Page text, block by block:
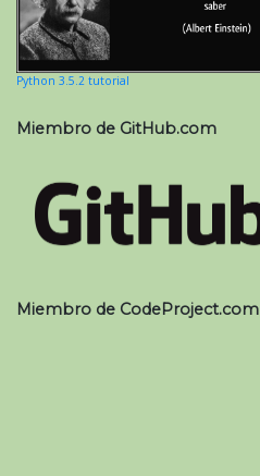
Python 3.5.2 tutorial
Miembro de GitHub.com
Miembro de CodeProject.com